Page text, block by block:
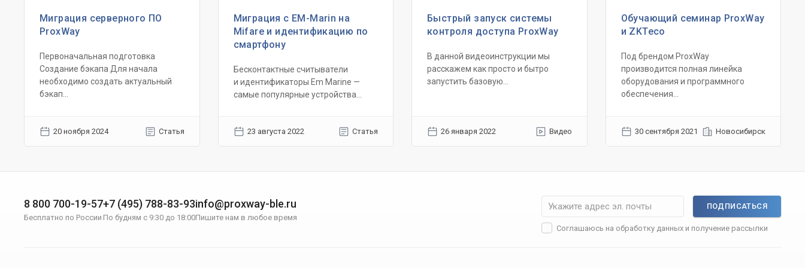
Миграция серверного ПО
ProxWay
Первоначальная подготовка
Создание бэкапа Для начала
необходимо создать актуальный
бэкап...
20 ноября 2024 Статья
Миграция с EM-Marin на
Mifare и идентификацию по
смартфону
Бесконтактные считыватели
и идентификаторы Em Marine —
самые популярные устройства...
23 августа 2022 Статья
Быстрый запуск системы
контроля доступа ProxWay
В данной видеоинструкции мы
расскажем как просто и бытро
запустить базовую...
26 января 2022 Видео
Обучающий семинар ProxWay
и ZKTeco
Под брендом ProxWay
производится полная линейка
оборудования и программного
обеспечения...
30 сентября 2021 Новосибирск
8 800 700-19-57
Бесплатно по России
+7 (495) 788-83-93
По будням с 9:30 до 18:00
info@proxway-ble.ru
Пишите нам в любое время
ПОДПИСАТЬСЯ
Соглашаюсь на обработку данных и получение рассылки